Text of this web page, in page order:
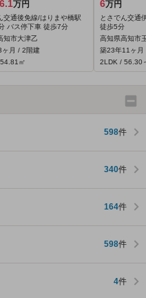
万円
交通後免線/はりまや橋駅
バス停下車 徒歩7分
知市大津乙
ヶ月 / 2階建
㎡
6万円
とさでん交通
徒歩5分
高知県高知市
築23年11ヶ月
2LDK / 56.30
598件
340件
164件
598件
4件